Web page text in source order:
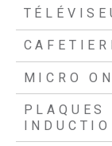
MICRO
PLAQUES